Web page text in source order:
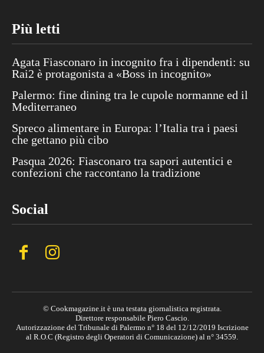
Più letti
Agata Fiasconaro in incognito fra i dipendenti: su
Rai2 è protagonista a «Boss in incognito»
Palermo: fine dining tra le cupole normanne ed il
Mediterraneo
Spreco alimentare in Europa: l’Italia tra i paesi
che gettano più cibo
Pasqua 2026: Fiasconaro tra sapori autentici e
confezioni che raccontano la tradizione
Social
© Cookmagazine.it è una testata giornalistica registrata.
Direttore responsabile Piero Cascio.
Autorizzazione del Tribunale di Palermo n° 18 del 12/12/2019 Iscrizione
al R.O.C (Registro degli Operatori di Comunicazione) al n° 34559.